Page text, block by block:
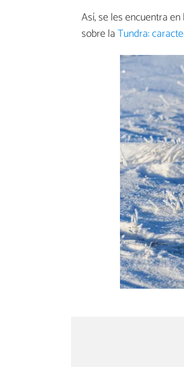
Así, se les encuentra
sobre laTundra: